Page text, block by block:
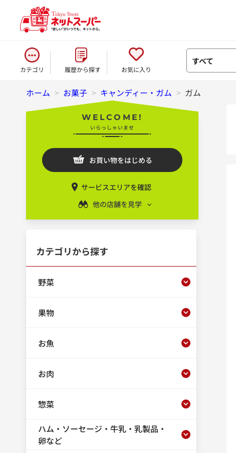
カテゴリ 履歴から探す お気に入り
すべて
ホーム > お菓子 > キャンディー・ガム > ガム
WELCOME!
いらっしゃいませ
お買い物をはじめる
サービスエリアを確認
他の店舗を見学
カテゴリから探す
野菜
果物
お魚
お肉
惣菜
ハム・ソーセージ・牛乳・乳製品・
卵など